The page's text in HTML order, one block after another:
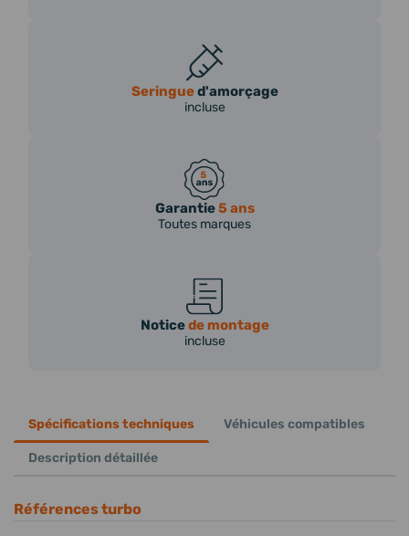
Seringued'amorçage
incluse
Garantie5 ans
Toutes marques
Noticede montage
incluse
Spécifications techniques Véhicules compatibles
Description détaillée
Références turbo